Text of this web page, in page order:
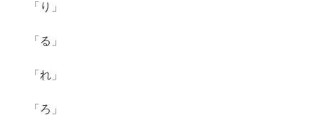
「り」
「る」
「れ」
「ろ」